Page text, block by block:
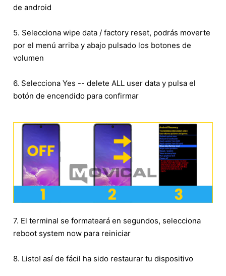
de android
5. Selecciona wipe data / factory reset, podrás moverte
por el menú arriba y abajo pulsado los botones de
volumen
6. Selecciona Yes -- delete ALL user data y pulsa el
botón de encendido para confirmar
7. El terminal se formateará en segundos, selecciona
reboot system now para reiniciar
8. Listo! así de fácil ha sido restaurar tu dispositivo